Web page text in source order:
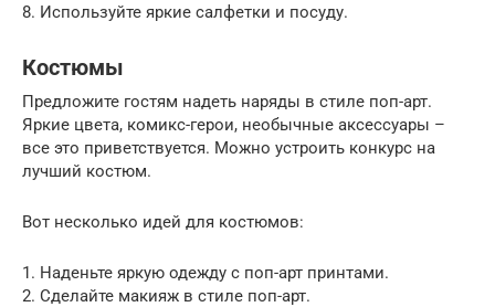
8. Используйте яркие салфетки и посуду.
Костюмы
Предложите гостям надеть наряды в стиле поп-арт.
Яркие цвета, комикс-герои, необычные аксессуары –
все это приветствуется. Можно устроить конкурс на
лучший костюм.
Вот несколько идей для костюмов:
1. Наденьте яркую одежду с поп-арт принтами.
2. Сделайте макияж в стиле поп-арт.